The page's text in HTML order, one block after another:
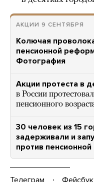
АКЦИИ 9 СЕНТЯБРЯ
Колючая
пенсионной
Фотография
Акции протеста в
в России
пенсионного
30 человек из 15
задерживали и
против
Телеграм Фейсбук